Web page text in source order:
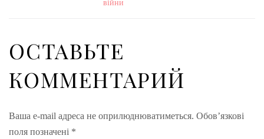
війни
ОСТАВЬТЕ
КОММЕНТАРИЙ
Ваша e-mail адреса не оприлюднюватиметься. Обов’язкові
поля позначені *